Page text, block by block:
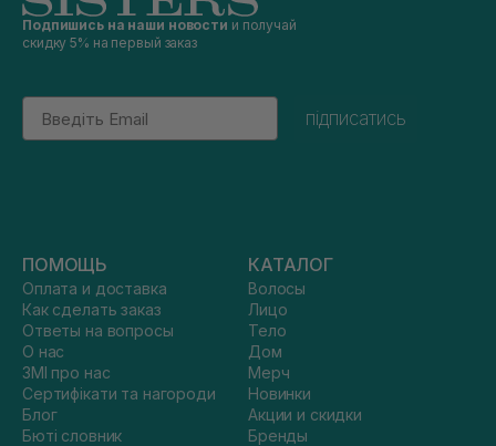
Подпишись на наши новости и получай
скидку 5% на первый заказ
Email
підписатись
ПОМОЩЬ
Оплата и доставка
Как сделать заказ
Ответы на вопросы
О нас
ЗМІ про нас
Сертифікати та нагороди
Блог
Бюті словник
КАТАЛОГ
Волосы
Лицо
Тело
Дом
Мерч
Новинки
Акции и скидки
Бренды